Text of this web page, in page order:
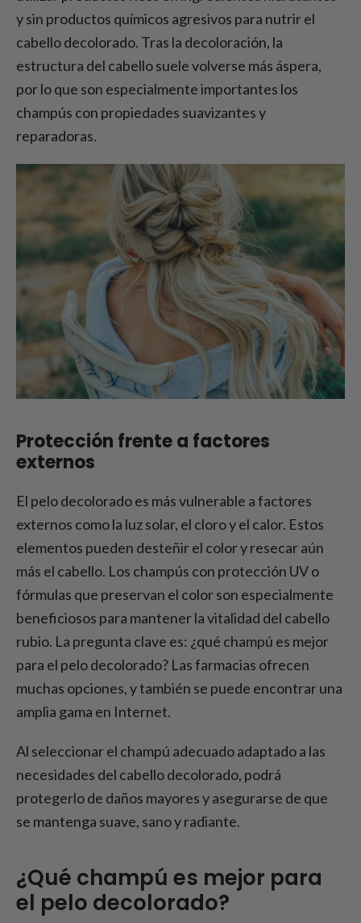
y sin productos químicos agresivos para nutrir el
cabello decolorado. Tras la decoloración, la
estructura del cabello suele volverse más áspera,
por lo que son especialmente importantes los
champús con propiedades suavizantes y
reparadoras.
Protección frente a factores
externos
El pelo decolorado es más vulnerable a factores
externos como la luz solar, el cloro y el calor. Estos
elementos pueden desteñir el color y resecar aún
más el cabello. Los champús con protección UV o
fórmulas que preservan el color son especialmente
beneficiosos para mantener la vitalidad del cabello
rubio. La pregunta clave es: ¿qué champú es mejor
para el pelo decolorado? Las farmacias ofrecen
muchas opciones, y también se puede encontrar una
amplia gama en Internet.
Al seleccionar el champú adecuado adaptado a las
necesidades del cabello decolorado, podrá
protegerlo de daños mayores y asegurarse de que
se mantenga suave, sano y radiante.
¿Qué champú es mejor para
el pelo decolorado?